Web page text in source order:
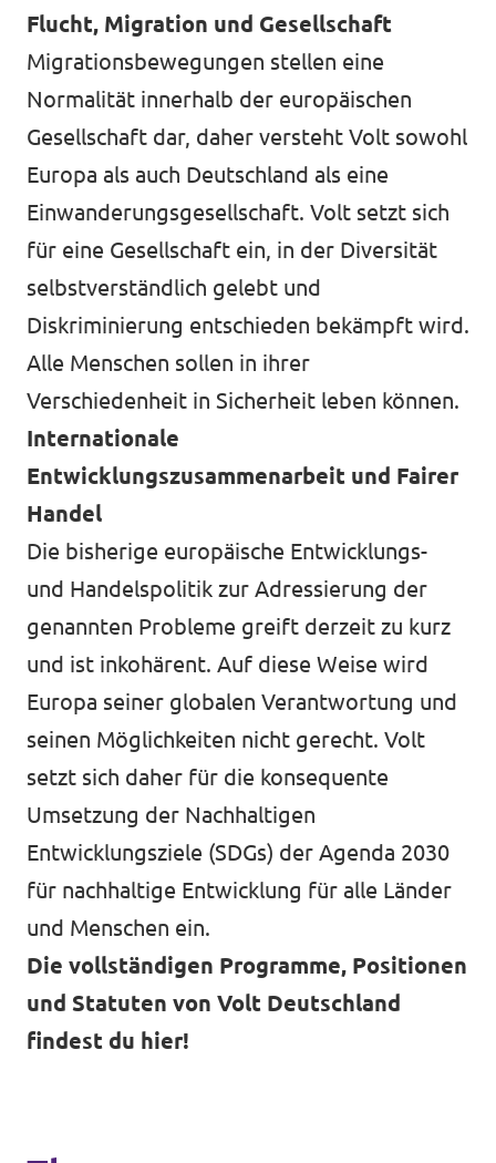
Flucht, Migration und Gesellschaft
Migrationsbewegungen stellen eine
Normalität innerhalb der europäischen
Gesellschaft dar, daher versteht Volt sowohl
Europa als auch Deutschland als eine
Einwanderungsgesellschaft. Volt setzt sich
für eine Gesellschaft ein, in der Diversität
selbstverständlich gelebt und
Diskriminierung entschieden bekämpft wird.
Alle Menschen sollen in ihrer
Verschiedenheit in Sicherheit leben können.
Internationale
Entwicklungszusammenarbeit und Fairer
Handel
Die bisherige europäische Entwicklungs-
und Handelspolitik zur Adressierung der
genannten Probleme greift derzeit zu kurz
und ist inkohärent. Auf diese Weise wird
Europa seiner globalen Verantwortung und
seinen Möglichkeiten nicht gerecht. Volt
setzt sich daher für die konsequente
Umsetzung der Nachhaltigen
Entwicklungsziele (SDGs) der Agenda 2030
für nachhaltige Entwicklung für alle Länder
und Menschen ein.
Die vollständigen Programme, Positionen
und Statuten von Volt Deutschland
findest du hier!